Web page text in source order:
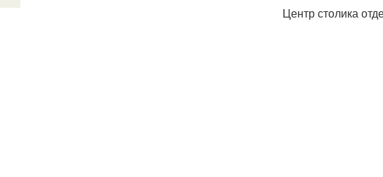
Центр столика